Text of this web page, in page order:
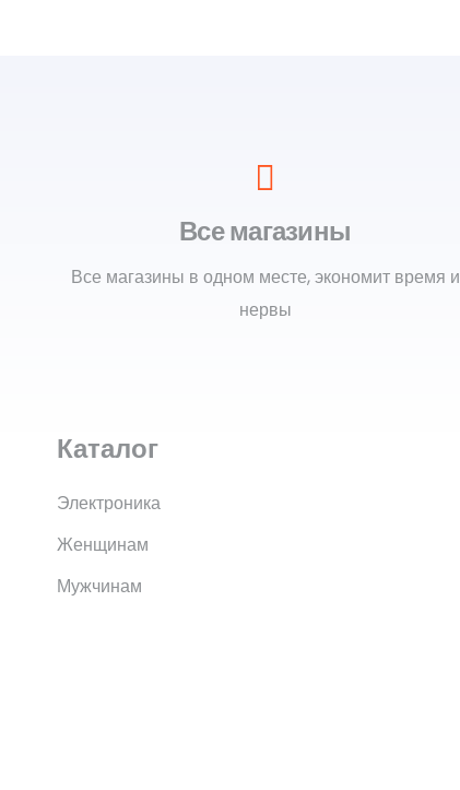
Все магазины
Все магазины в одном месте, экономит время и
нервы
Каталог
Электроника
Женщинам
Мужчинам